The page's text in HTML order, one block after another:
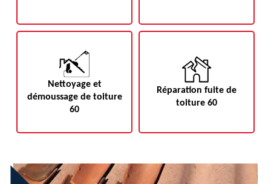
Nettoyage et
démoussage de toiture
60
Réparation fuite de
toiture 60